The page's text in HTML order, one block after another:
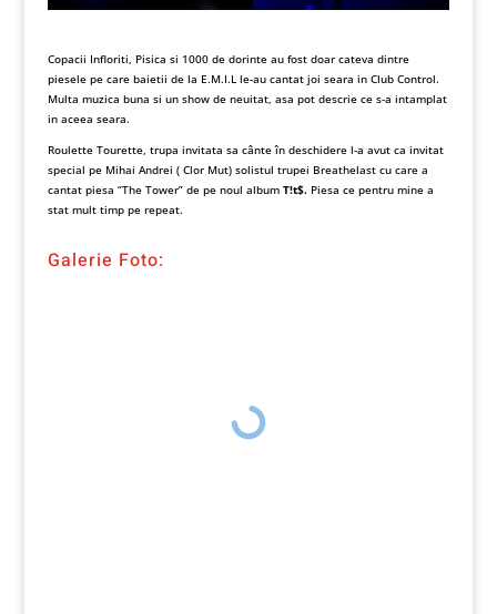
Copacii Infloriti, Pisica si 1000 de dorinte au fost doar cateva dintre
piesele pe care baietii de la E.M.I.L le-au cantat joi seara in Club Control.
Multa muzica buna si un show de neuitat, asa pot descrie ce s-a intamplat
in aceea seara.
Roulette Tourette, trupa invitata sa cânte în deschidere l-a avut ca invitat
special pe Mihai Andrei ( Clor Mut) solistul trupei Breathelast cu care a
cantat piesa “The Tower” de pe noul album T!t$. Piesa ce pentru mine a
stat mult timp pe repeat.
Galerie Foto: